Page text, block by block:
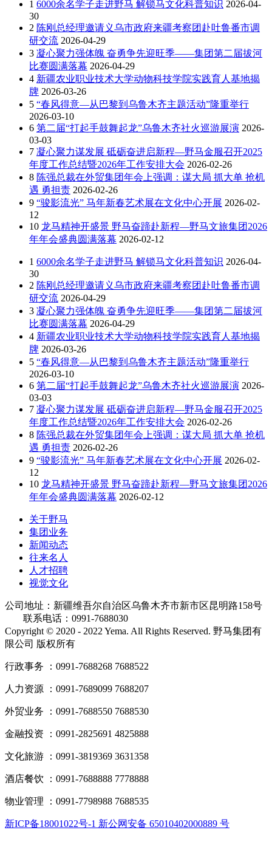
1 6000余名学子走进野马 解锁马文化科普知识 2026-04-
30
2 陈刚总经理邀请义乌市政府来疆考察团赴吐鲁番市调
研交流 2026-04-29
3 凝心聚力强体魄 奋勇争先迎旺季——集团第二届拔河
比赛圆满落幕 2026-04-29
4 新疆农业职业技术大学动物科技学院实践育人基地揭
牌 2026-03-26
5 “春风得意—从巴黎到乌鲁木齐主题活动”隆重举行
2026-03-10
6 第二届“打起手鼓舞起龙”乌鲁木齐社火巡游展演 2026-
03-03
7 凝心聚力谋发展 砥砺奋进启新程—野马金服召开2025
年度工作总结暨2026年工作安排大会 2026-02-26
8 陈强总裁在外贸集团年会上强调：谋大局 抓大单 抢机
遇 勇担责 2026-02-26
9 “骏影流光” 马年新春艺术展在文化中心开展 2026-02-
12
10 龙马精神开盛景 野马奋蹄赴新程—野马文旅集团2026
年年会盛典圆满落幕 2026-02-12
1 6000余名学子走进野马 解锁马文化科普知识 2026-04-
30
2 陈刚总经理邀请义乌市政府来疆考察团赴吐鲁番市调
研交流 2026-04-29
3 凝心聚力强体魄 奋勇争先迎旺季——集团第二届拔河
比赛圆满落幕 2026-04-29
4 新疆农业职业技术大学动物科技学院实践育人基地揭
牌 2026-03-26
5 “春风得意—从巴黎到乌鲁木齐主题活动”隆重举行
2026-03-10
6 第二届“打起手鼓舞起龙”乌鲁木齐社火巡游展演 2026-
03-03
7 凝心聚力谋发展 砥砺奋进启新程—野马金服召开2025
年度工作总结暨2026年工作安排大会 2026-02-26
8 陈强总裁在外贸集团年会上强调：谋大局 抓大单 抢机
遇 勇担责 2026-02-26
9 “骏影流光” 马年新春艺术展在文化中心开展 2026-02-
12
10 龙马精神开盛景 野马奋蹄赴新程—野马文旅集团2026
年年会盛典圆满落幕 2026-02-12
关于野马
集团业务
新闻动态
往来名人
人才招聘
视觉文化
公司地址：新疆维吾尔自治区乌鲁木齐市新市区昆明路158号
联系电话：0991-7688030
Copyright © 2020 - 2022 Yema. All Rights Reserved. 野马集团有
限公司 版权所有
行政事务 ：0991-7688268 7688522
人力资源 ：0991-7689099 7688207
外贸业务 ：0991-7688550 7688530
金融投资 ：0991-2825691 4825888
文化旅游 ：0991-3819369 3631358
酒店餐饮 ：0991-7688888 7778888
物业管理 ：0991-7798988 7688535
新ICP备18001022号-1 新公网安备 65010402000889 号